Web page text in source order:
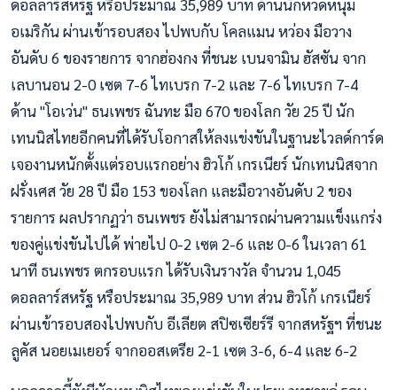
ดอลลาร์สหรัฐ หรือประมาณ 35,989 บาท ด้านนักหวดหนุ่ม
อเมริกัน ผ่านเข้ารอบสอง ไปพบกับ โคลแมน หว่อง มือวาง
อันดับ 6 ของรายการ จากฮ่องกง ที่ชนะ เบนจามิน ฮัสซัน จาก
เลบานอน 2-0 เซต 7-6 ไทเบรก 7-2 และ 7-6 ไทเบรก 7-4
ด้าน "โอเว่น" ธนเพชร ฉันทะ มือ 670 ของโลก วัย 25 ปี นัก
เทนนิสไทยอีกคนที่ได้รับโอกาสให้ลงแข่งขันในฐานะไวลด์การ์ด
เจองานหนักตั้งแต่รอบแรกอย่าง ฮิวโก้ เกรเนียร์ นักเทนนิสจาก
ฝรั่งเศส วัย 28 ปี มือ 153 ของโลก และมือวางอันดับ 2 ของ
รายการ ผลปรากฏว่า ธนเพชร ยังไม่สามารถผ่านความแข็งแกร่ง
ของคู่แข่งขันไปได้ พ่ายไป 0-2 เซต 2-6 และ 0-6 ในเวลา 61
นาที ธนเพชร ตกรอบแรก ได้รับเงินรางวัล จำนวน 1,045
ดอลลาร์สหรัฐ หรือประมาณ 35,989 บาท ส่วน ฮิวโก้ เกรเนียร์
ผ่านเข้ารอบสองไปพบกับ อีเลียต สปิซเซียร์รี จากสหรัฐฯ ที่ชนะ
ลูคัส นอยเมเยอร์ จากออสเตรีย 2-1 เซต 3-6, 6-4 และ 6-2